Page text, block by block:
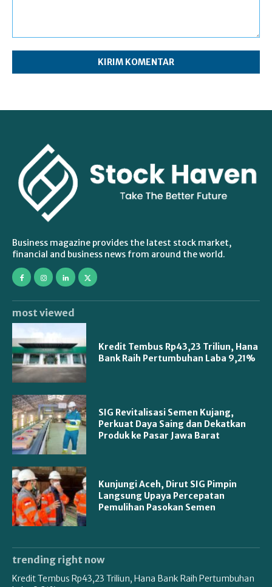
Business magazine provides the latest stock market,
financial and business news from around the world.
most viewed
Kredit Tembus Rp43,23 Triliun, Hana
Bank Raih Pertumbuhan Laba 9,21%
SIG Revitalisasi Semen Kujang,
Perkuat Daya Saing dan Dekatkan
Produk ke Pasar Jawa Barat
Kunjungi Aceh, Dirut SIG Pimpin
Langsung Upaya Percepatan
Pemulihan Pasokan Semen
trending right now
Kredit Tembus Rp43,23 Triliun, Hana Bank Raih Pertumbuhan